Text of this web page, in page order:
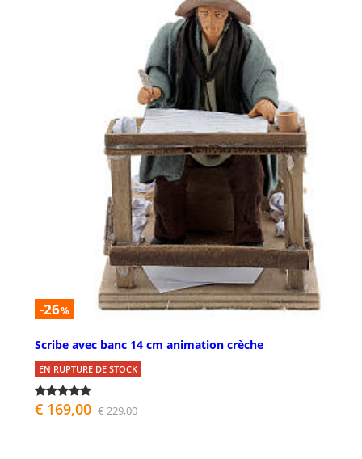
-26%
Scribe avec banc 14 cm animation crèche
EN RUPTURE DE STOCK
€ 169,00 € 229,00